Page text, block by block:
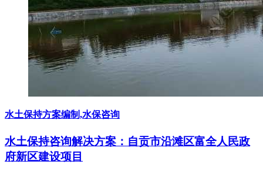
水土保持方案编制,水保咨询
水土保持咨询解决方案：自贡市沿滩区富全人民政
府新区建设项目